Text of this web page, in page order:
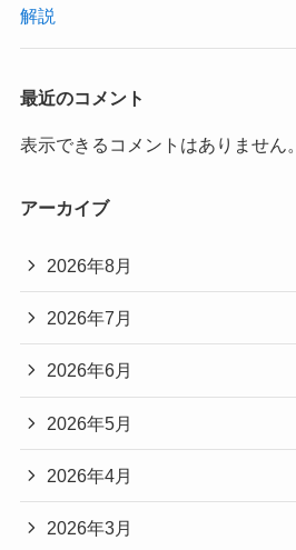
解説
最近のコメント
表示できるコメントはありません。
アーカイブ
2026年8月
2026年7月
2026年6月
2026年5月
2026年4月
2026年3月